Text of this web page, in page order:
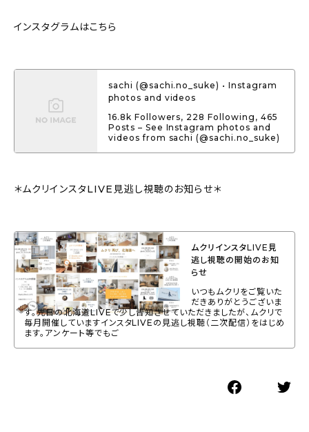
インスタグラムはこちら
sachi (@sachi.no_suke) • Instagram
photos and videos
16.8k Followers, 228 Following, 465
Posts – See Instagram photos and
videos from sachi (@sachi.no_suke)
＊ムクリインスタLIVE見逃し視聴のお知らせ＊
ムクリインスタLIVE見
逃し視聴の開始のお知
らせ
いつもムクリをご覧いた
だきありがとうございま
す。先日の北海道LIVEで少し告知させていただきましたが、ムクリで
毎月開催していますインスタLIVEの見逃し視聴（二次配信）をはじめ
ます。アンケート等でもご